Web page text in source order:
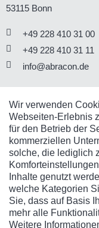
53115 Bonn
+49 228 410 31 00
+49 228 410 31 11
info@abracon.de
SOCIAL MEDIA
Sie finden uns auch in
UNSER
Immer die neuesten
Wir verwenden
Webseiten-Erlebnis
für den Betrieb der
kommerziellen
solche, die lediglich
Inhalte genutzt
welche Kategorien
Sie, dass auf Basis
mehr alle
Weitere